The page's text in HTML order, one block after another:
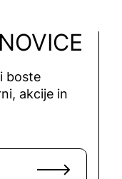
boste
akcije in